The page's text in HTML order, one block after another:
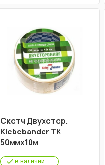
Скотч Двухстор.
Klebebander ТК
50ммх10м
в наличии